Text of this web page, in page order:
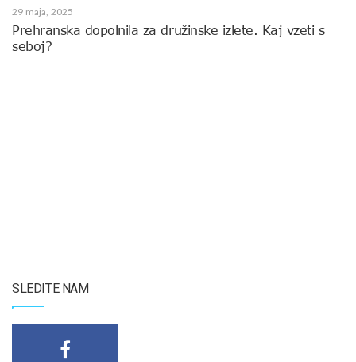
29 maja, 2025
Prehranska dopolnila za družinske izlete. Kaj vzeti s
seboj?
SLEDITE NAM